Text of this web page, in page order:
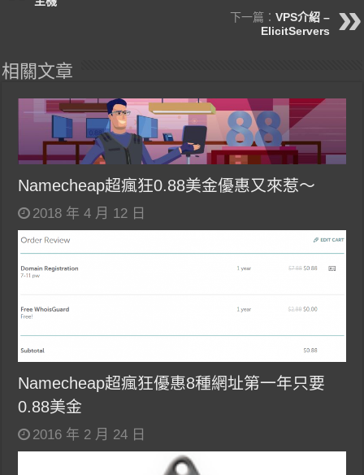
下一篇： VPS介紹 –
ElicitServers
相關文章
Namecheap超瘋狂0.88美金優惠又來惹～
2018 年 4 月 12 日
Namecheap超瘋狂優惠8種網址第一年只要
0.88美金
2016 年 2 月 24 日